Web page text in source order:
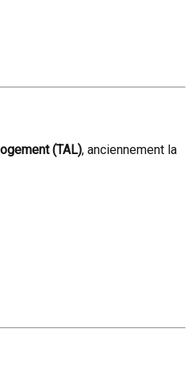
(TAL), anciennement la